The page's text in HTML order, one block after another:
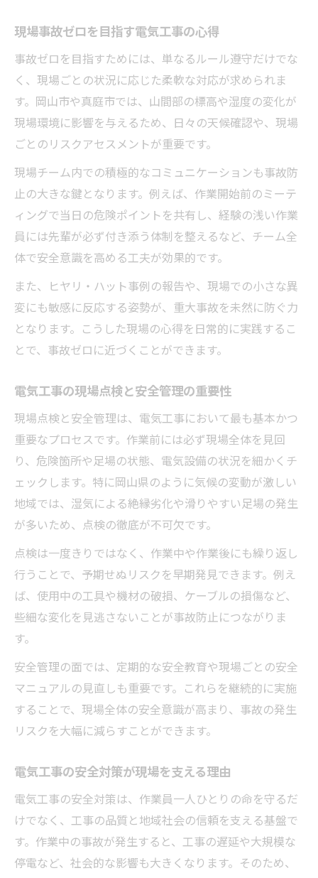
電気工事で全員が実践すべき安全装備管理
現場で守るべき電気工事の保護具着用基準
電気工事の安全文化を育む保護具の役割
安心して作業するための電気工事現場ノウハウ
電気工事現場で安心を生む安全管理の工夫
少
電気工事の安全意識向上に役立つ心得集
ベテランが伝える電気工事現場の注意点
現場コミュニケーションが電気工事の要
現場事故ゼロを目指す電気工事の心得
事故ゼロを目指すためには、単なるルール遵守だけでな
く、現場ごとの状況に応じた柔軟な対応が求められま
す。岡山市や真庭市では、山間部の標高や湿度の変化が
現場環境に影響を与えるため、日々の天候確認や、現場
ごとのリスクアセスメントが重要です。
現場チーム内での積極的なコミュニケーションも事故防
止の大きな鍵となります。例えば、作業開始前のミーテ
ィングで当日の危険ポイントを共有し、経験の浅い作業
員には先輩が必ず付き添う体制を整えるなど、チーム全
体で安全意識を高める工夫が効果的です。
また、ヒヤリ・ハット事例の報告や、現場での小さな異
変にも敏感に反応する姿勢が、重大事故を未然に防ぐ力
となります。こうした現場の心得を日常的に実践するこ
とで、事故ゼロに近づくことができます。
電気工事の現場点検と安全管理の重要性
現場点検と安全管理は、電気工事において最も基本かつ
重要なプロセスです。作業前には必ず現場全体を見回
り、危険箇所や足場の状態、電気設備の状況を細かくチ
ェックします。特に岡山県のように気候の変動が激しい
地域では、湿気による絶縁劣化や滑りやすい足場の発生
が多いため、点検の徹底が不可欠です。
点検は一度きりではなく、作業中や作業後にも繰り返し
行うことで、予期せぬリスクを早期発見できます。例え
ば、使用中の工具や機材の破損、ケーブルの損傷など、
些細な変化を見逃さないことが事故防止につながりま
す。
安全管理の面では、定期的な安全教育や現場ごとの安全
マニュアルの見直しも重要です。これらを継続的に実施
することで、現場全体の安全意識が高まり、事故の発生
リスクを大幅に減らすことができます。
電気工事の安全対策が現場を支える理由
電気工事の安全対策は、作業員一人ひとりの命を守るだ
けでなく、工事の品質と地域社会の信頼を支える基盤で
す。作業中の事故が発生すると、工事の遅延や大規模な
停電など、社会的な影響も大きくなります。そのため、